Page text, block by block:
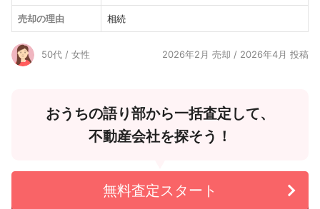
売却の理由 相続
50代 / 女性 2026年2月 売却 / 2026年4月 投稿
おうちの語り部から一括査定して、
不動産会社を探そう！
無料査定スタート